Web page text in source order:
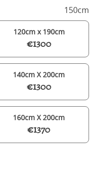
150cm
120cm x 190cm
€1300
140cm X 200cm
€1300
160cm X 200cm
€1370